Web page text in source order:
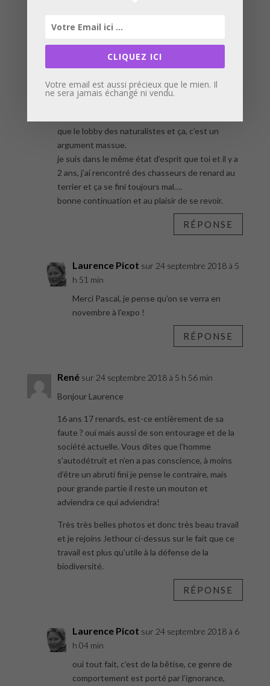
Pascalsur 24 septembre 2018 à 5 h 24 min
Comme d’habitude, l’homme détruit sans jamais
se poser les bonnes questions de l’utilité de cet
nature, il se tire une balle dans le pied. D’autre
que le lobby des naturalistes et ça, c’est un
argument massue.
je suis dans le même état d’esprit que toi et il y a
2 ans, j’ai rencontré des chasseurs de renard au
terrier et ça se fini toujours mal….
bonne continuation et au plaisir de se revoir.
RÉPONSE
Laurence Picot sur 24 septembre 2018 à 5
h 51 min
Merci Pascal, je pense qu’on se verra en
novembre à l’expo !
RÉPONSE
René sur 24 septembre 2018 à 5 h 56 min
Bonjour Laurence
16 ans 17 renards, est-ce entièrement de sa
faute ? oui mais aussi de son entourage et de la
société actuelle. Vous dites que l’homme
s’autodétruit et n’en a pas conscience, à moins
d’être un abruti fini je pense le contraire, mais
pour grande partie il reste un mouton et
adviendra ce qui adviendra!
Très très belles photos et donc très beau travail
et je rejoins Jethour ci-dessus sur le fait que ce
travail est plus qu’utile à la défense de la
biodiversité.
RÉPONSE
Laurence Picot sur 24 septembre 2018 à 6
h 04 min
oui tout fait, c’est de la bêtise, ce genre de
comportement est porté par l’ignorance,
CLIQUEZ ICI
Votre email est aussi précieux que le mien. Il
ne sera jamais échangé ni vendu.